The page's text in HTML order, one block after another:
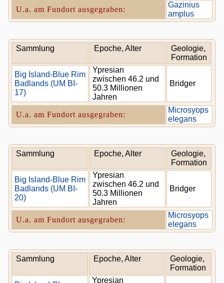
U.a. am Fundort ausgegraben:
Gazinius
amplus
Sammlung Epoche, Alter
Geologie,
Formation
Big Island-Blue Rim
Badlands (UM BI-
17)
Ypresian
zwischen 46.2 und
50.3 Millionen
Jahren
Bridger
U.a. am Fundort ausgegraben:
Microsyops
elegans
Sammlung Epoche, Alter
Geologie,
Formation
Big Island-Blue Rim
Badlands (UM BI-
20)
Ypresian
zwischen 46.2 und
50.3 Millionen
Jahren
Bridger
U.a. am Fundort ausgegraben:
Microsyops
elegans
Sammlung Epoche, Alter
Geologie,
Formation
Ypresian